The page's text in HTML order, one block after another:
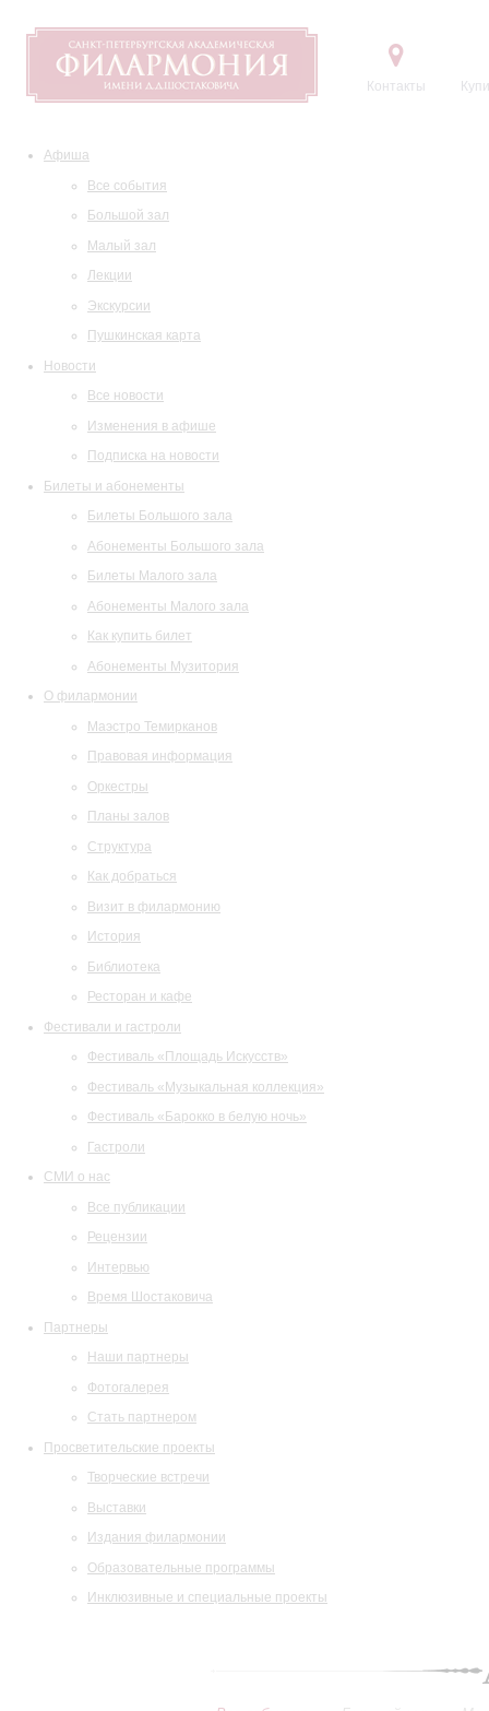
Контакты
Афиша
Все события
Большой зал
Малый зал
Лекции
Экскурсии
Пушкинская карта
Новости
Все новости
Изменения в афише
Подписка на новости
Билеты и абонементы
Билеты Большого зала
Абонементы Большого зала
Билеты Малого зала
Абонементы Малого зала
Как купить билет
Абонементы Музитория
О филармонии
Маэстро Темирканов
Правовая информация
Оркестры
Планы залов
Структура
Как добраться
Визит в филармонию
История
Библиотека
Ресторан и кафе
Фестивали и гастроли
Фестиваль «Площадь Искусств»
Фестиваль «Музыкальная коллекция»
Фестиваль «Барокко в белую ночь»
Гастроли
СМИ о нас
Все публикации
Рецензии
Интервью
Время Шостаковича
Партнеры
Наши партнеры
Фотогалерея
Стать партнером
Просветительские проекты
Творческие встречи
Выставки
Издания филармонии
Образовательные программы
Инклюзивные и специальные проекты